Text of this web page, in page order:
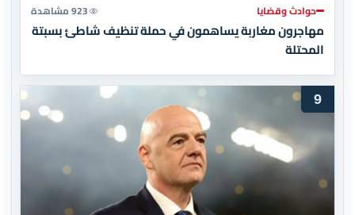
حوادث وقضايا 923 مشاهدة
مهاجرون مغاربة يساهمون في حملة تنظيف شاطئ بسبتة
المحتلة
9